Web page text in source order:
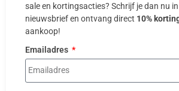
sale en kortingsacties? Schrijf je dan nu
nieuwsbrief en ontvang direct 10%
aankoop!
Emailadres